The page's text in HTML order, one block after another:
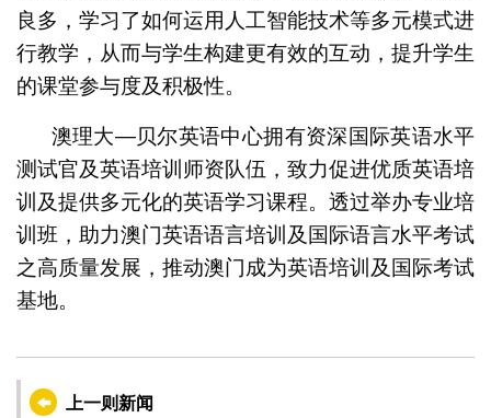
良多，学习了如何运用人工智能技术等多元模式进
行教学，从而与学生构建更有效的互动，提升学生
的课堂参与度及积极性。
澳理大—贝尔英语中心拥有资深国际英语水平
测试官及英语培训师资队伍，致力促进优质英语培
训及提供多元化的英语学习课程。透过举办专业培
训班，助力澳门英语语言培训及国际语言水平考试
之高质量发展，推动澳门成为英语培训及国际考试
基地。
上一则新闻